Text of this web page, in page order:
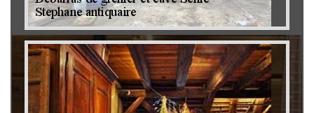
Brocanteur 79